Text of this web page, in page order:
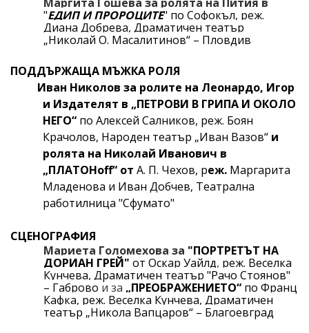
"ЕДИП И ПРОРОЦИТЕ" по Софокъл, реж.
Диана Добрева, Драматичен театър
„Николай О. Масалитинов“ – Пловдив
ПОДДЪРЖАЩА МЪЖКА РОЛЯ
Иван Николов за ролите на Леонардо, Игор
и Издателят в „ПЕТРОВИ В ГРИПА И ОКОЛО
НЕГО“ по Алексей Салников, реж. Боян
Крачолов, Народен театър „Иван Вазов“ и
ролята на Николай Иванович в
„ПЛАТОНoff“ отА. П. Чехов, реж. Маргарита
Младенова и Иван Добчев, Театрална
работилница "Сфумато"
СЦЕНОГРАФИЯ
Мариета Голомехова за "ПОРТРЕТЪТ НА
ДОРИАН ГРЕЙ" от Оскар Уайлд, реж. Веселка
Кунчева, Драматичен театър "Рачо Стоянов"
– Габрово и за „ПРЕОБРАЖЕНИЕТО“ по Франц
Кафка, реж. Веселка Кунчева, Драматичен
театър „Никола Вапцаров“ – Благоевград